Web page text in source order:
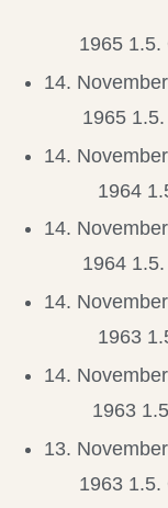
1965 1.5.
14.
1965
14.
1964
14.
1964
14.
1963
14.
1963
13.
1963 1.5.